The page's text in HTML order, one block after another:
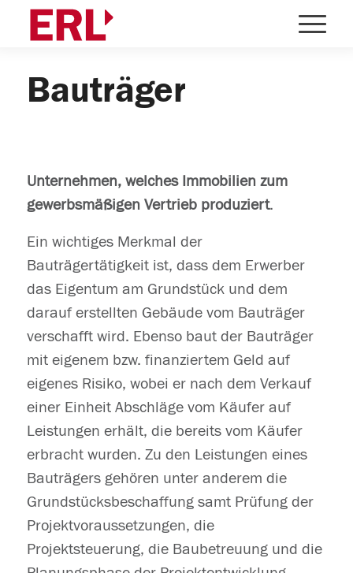
Bauträger
Unternehmen, welches Immobilien zum
gewerbsmäßigen Vertrieb produziert.
Ein wichtiges Merkmal der
Bauträgertätigkeit ist, dass dem Erwerber
das Eigentum am Grundstück und dem
darauf erstellten Gebäude vom Bauträger
verschafft wird. Ebenso baut der Bauträger
mit eigenem bzw. finanziertem Geld auf
eigenes Risiko, wobei er nach dem Verkauf
einer Einheit Abschläge vom Käufer auf
Leistungen erhält, die bereits vom Käufer
erbracht wurden. Zu den Leistungen eines
Bauträgers gehören unter anderem die
Grundstücksbeschaffung samt Prüfung der
Projektvoraussetzungen, die
Projektsteuerung, die Baubetreuung und die